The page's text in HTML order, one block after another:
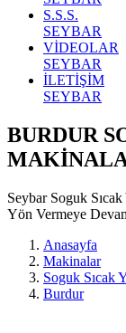
S.S.S.
SEYBAR
VİDEOLAR
SEYBAR
İLETİŞİM
SEYBAR
BURDUR
Seybar Soguk
Yön Vermeye
Anasayfa
Makinalar
Soguk Sıcak
Burdur